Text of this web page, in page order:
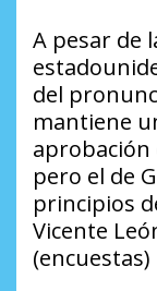
A pesar de
del
mantiene
aprobación
pero el de
principios
Vicente